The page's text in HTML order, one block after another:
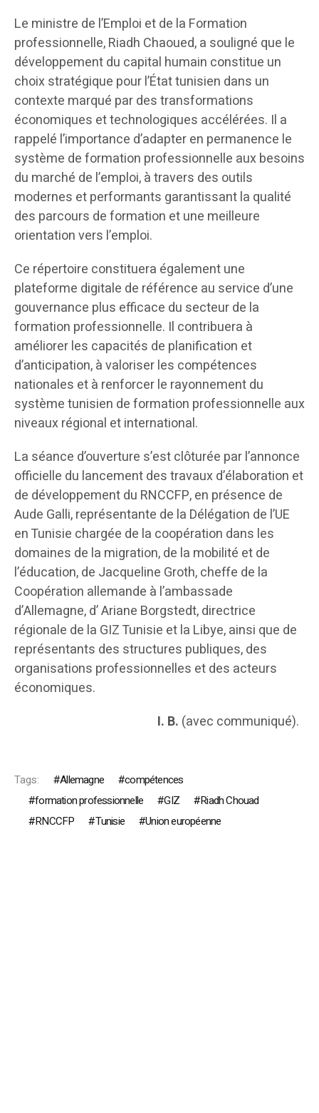
Le ministre de l’Emploi et de la Formation
professionnelle, Riadh Chaoued, a souligné que le
développement du capital humain constitue un
choix stratégique pour l’État tunisien dans un
contexte marqué par des transformations
économiques et technologiques accélérées. Il a
rappelé l’importance d’adapter en permanence le
système de formation professionnelle aux besoins
du marché de l’emploi, à travers des outils
modernes et performants garantissant la qualité
des parcours de formation et une meilleure
orientation vers l’emploi.
Ce répertoire constituera également une
plateforme digitale de référence au service d’une
gouvernance plus efficace du secteur de la
formation professionnelle. Il contribuera à
améliorer les capacités de planification et
d’anticipation, à valoriser les compétences
nationales et à renforcer le rayonnement du
système tunisien de formation professionnelle aux
niveaux régional et international.
La séance d’ouverture s’est clôturée par l’annonce
officielle du lancement des travaux d’élaboration et
de développement du RNCCFP, en présence de
Aude Galli, représentante de la Délégation de l’UE
en Tunisie chargée de la coopération dans les
domaines de la migration, de la mobilité et de
l’éducation, de Jacqueline Groth, cheffe de la
Coopération allemande à l’ambassade
d’Allemagne, d’ Ariane Borgstedt, directrice
régionale de la GIZ Tunisie et la Libye, ainsi que de
représentants des structures publiques, des
organisations professionnelles et des acteurs
économiques.
I. B. (avec communiqué).
Tags: Allemagne
compétences
formation professionnelle
GIZ
Riadh Chouad
RNCCFP
Tunisie Union européenne